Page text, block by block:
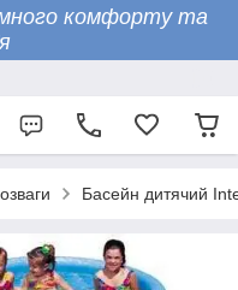
комфорту та
Басейн дитячий